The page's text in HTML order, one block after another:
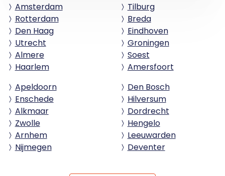
Amsterdam
Rotterdam
Den Haag
Utrecht
Almere
Haarlem
Tilburg
Breda
Eindhoven
Groningen
Soest
Amersfoort
Apeldoorn
Enschede
Alkmaar
Zwolle
Arnhem
Nijmegen
Den Bosch
Hilversum
Dordrecht
Hengelo
Leeuwarden
Deventer